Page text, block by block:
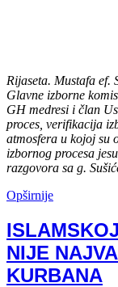
Rijaseta. Mustafa ef.
Glavne izborne
GH medresi i član
proces, verifikacija
atmosfera u kojoj su
izbornog procesa
razgovora sa g.
Opširnije
NIJE
KURBANA